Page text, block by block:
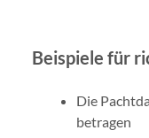
Beispiele für
Die
betragen